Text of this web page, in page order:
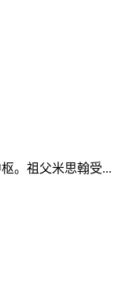
。祖父米思翰受...